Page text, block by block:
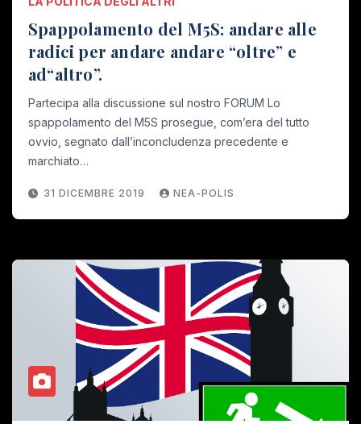
Spappolamento del M5S: andare alle
radici per andare andare “oltre” e
ad“altro”.
Partecipa alla discussione sul nostro FORUM Lo
spappolamento del M5S prosegue, com’era del tutto
ovvio, segnato dall’inconcludenza precedente e
marchiato…
31 DICEMBRE 2019 NEA-POLIS